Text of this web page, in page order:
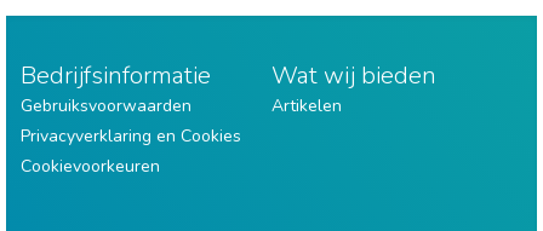
Bedrijfsinformatie
Gebruiksvoorwaarden
Privacyverklaring en Cookies
Cookievoorkeuren
Wat wij bieden
Artikelen